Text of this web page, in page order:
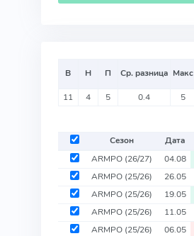
В Н П Ср. разница Макс
11 4 5 0.4 5
Сезон Дата
ARMPO (26/27) 04.08
ARMPO (25/26) 26.05
ARMPO (25/26) 19.05
ARMPO (25/26) 11.05
ARMPO (25/26) 06.05